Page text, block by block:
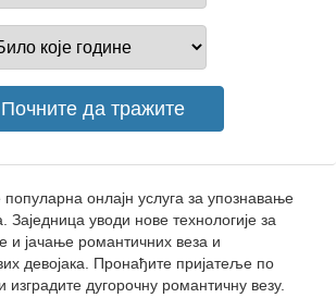
популарна онлајн услуга за упознавање
Заједница уводи нове технологије за
и јачање романтичних веза и
девојака. Пронађите пријатеље по
дугорочну романтичну везу.